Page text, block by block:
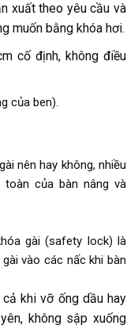
xuất theo yêu cầu và
muốn bằng khóa hơi.
cố định, không điều
của ben).
nên hay không, nhiều
của bàn nâng và
gài (safety lock) là
vào các nấc khi bàn
khi vỡ ống dầu hay
không sập xuống